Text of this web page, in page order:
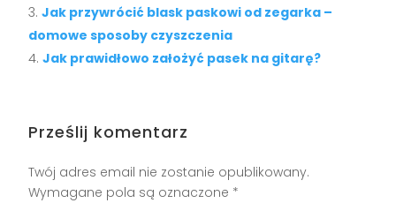
Jak przywrócić blask paskowi od zegarka –
domowe sposoby czyszczenia
Jak prawidłowo założyć pasek na gitarę?
Prześlij komentarz
Twój adres email nie zostanie opublikowany.
Wymagane pola są oznaczone *